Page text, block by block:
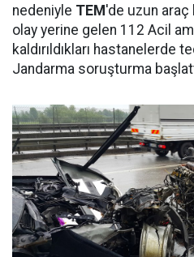
nedeniyle TEM 'de uzun araç
olay yerine gelen 112 Acil
kaldırıldıkları hastanelerde
Jandarma soruşturma